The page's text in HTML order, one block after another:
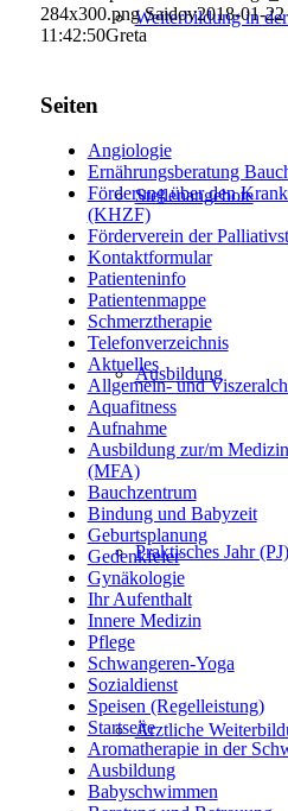
Weiterbildung in
Stellenangebote
Ausbildung
Praktisches Jahr (PJ)
Ärztliche
284x300.png Saidov2018-01-22
11:42:50Greta
Seiten
Angiologie
Ernährungsberatung
Förderung über den
(KHZF)
Förderverein der
Kontaktformular
Patienteninfo
Patientenmappe
Schmerztherapie
Telefonverzeichnis
Aktuelles
Allgemein- und
Aquafitness
Aufnahme
Ausbildung zur/m
(MFA)
Bauchzentrum
Bindung und Babyzeit
Geburtsplanung
Gedenkfeier
Gynäkologie
Ihr Aufenthalt
Innere Medizin
Pflege
Schwangeren-Yoga
Sozialdienst
Speisen (Regelleistung)
Startseite
Aromatherapie in der
Ausbildung
Babyschwimmen